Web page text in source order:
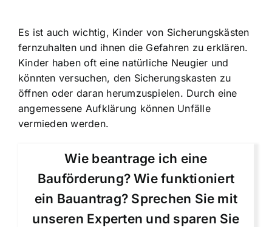
Es ist auch wichtig, Kinder von Sicherungskästen
fernzuhalten und ihnen die Gefahren zu erklären.
Kinder haben oft eine natürliche Neugier und
könnten versuchen, den Sicherungskasten zu
öffnen oder daran herumzuspielen. Durch eine
angemessene Aufklärung können Unfälle
vermieden werden.
Wie beantrage ich eine
Bauförderung? Wie funktioniert
ein Bauantrag? Sprechen Sie mit
unseren Experten und sparen Sie